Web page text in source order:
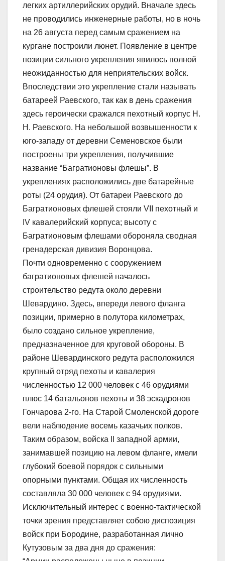
легких артиллерийских орудий. Вначале здесь
не проводились инженерные работы, но в ночь
на 26 августа перед самым сражением на
кургане построили люнет. Появление в центре
позиции сильного укрепления явилось полной
неожиданностью для неприятельских войск.
Впоследствии это укрепление стали называть
батареей Раевского, так как в день сражения
здесь героически сражался пехотный корпус Н.
Н. Раевского. На небольшой возвышенности к
юго-западу от деревни Семеновское были
построены три укрепления, получившие
название “Багратионовы флешы”. В
укреплениях расположились две батарейные
роты (24 орудия). От батареи Раевского до
Багратионовых флешей стояли VII пехотный и
IV кавалерийский корпуса; высоту с
Багратионовым флешами обороняла сводная
гренадерская дивизия Воронцова.
Почти одновременно с сооружением
багратионовых флешей началось
строительство редута около деревни
Шевардино. Здесь, впереди левого фланга
позиции, примерно в полутора километрах,
было создано сильное укрепление,
предназначенное для круговой обороны. В
районе Шевардинского редута расположился
крупный отряд пехоты и кавалерия
численностью 12 000 человек с 46 орудиями
плюс 14 батальонов пехоты и 38 эскадронов
Гончарова 2-го. На Старой Смоленской дороге
вели наблюдение восемь казачьих полков.
Таким образом, войска II западной армии,
занимавшей позицию на левом фланге, имели
глубокий боевой порядок с сильными
опорными пунктами. Общая их численность
составляла 30 000 человек с 94 орудиями.
Исключительный интерес с военно-тактической
точки зрения представляет собою диспозиция
войск при Бородине, разработанная лично
Кутузовым за два дня до сражения: